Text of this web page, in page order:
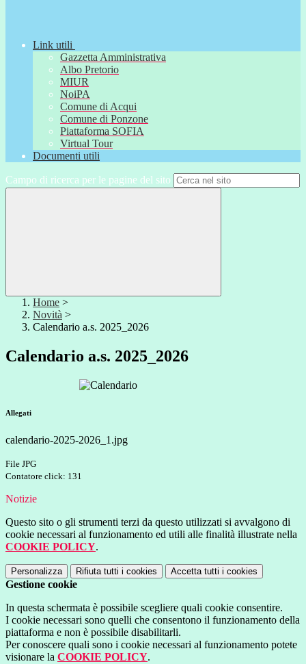
Link utili
Gazzetta Amministrativa
Albo Pretorio
MIUR
NoiPA
Comune di Acqui
Comune di Ponzone
Piattaforma SOFIA
Virtual Tour
Documenti utili
Campo di ricerca per le pagine del sito
Home >
Novità >
Calendario a.s. 2025_2026
Calendario a.s. 2025_2026
Allegati
calendario-2025-2026_1.jpg
File JPG
Contatore click: 131
Notizie
Questo sito o gli strumenti terzi da questo utilizzati si avvalgono di
cookie necessari al funzionamento ed utili alle finalità illustrate nella
COOKIE POLICY.
Personalizza Rifiuta tutti i cookies Accetta tutti i cookies
Gestione cookie
In questa schermata è possibile scegliere quali cookie consentire.
I cookie necessari sono quelli che consentono il funzionamento della
piattaforma e non è possibile disabilitarli.
Per conoscere quali sono i cookie necessari al funzionamento potete
visionare la COOKIE POLICY.